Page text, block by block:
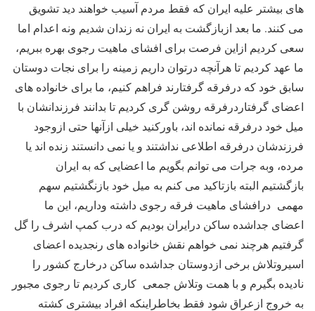
های بیشتر علیه ایران که فقط مردم آسیب خواهند دید تشویق
می کنند. ما بعد ازبازگشت به ایران نه زندان شدیم ونه اعدام اما
سعی کردیم ازاین فرصت برای افشای ماهیت رجوی بهره ببریم،
ما عهد کردیم تا هرآنچه درتوان داریم زمینه را برای نجات دوستان
سابق خود که درفرقه گرفتارند فراهم کنیم، ما برای خانواده های
اعضای گرفتاردرفرقه روشن گری کردیم تا بدانند فرزندانشان با
میل خود درفرقه نمانده اند، باورکنید خیلی ازآنها حتی ازوجود
فرزندشان درفرقه اطلاعی نداشتند و یا نمی دانستند زنده اند یا
مرده، وبه جرات می توانم بگویم ما اعضایی که به ایران
بازگشتیم البته بازتاکید می کنم به میل خود بازنگشتیم سهم
مهمی درافشای ماهیت فرقه رجوی داشته وداریم، این ما
اعضای جداشده ساکن درایران بودیم که درب کمپ اشرف را گل
گرفتیم هرچند نمی خواهم نقش خانواده های رنجدیده اعضای
اسیروتلاش برخی ازدوستان جداشده ساکن درخارج کشور را
نادیده بگیرم و با همت وتلاش جمعی کاری کردیم تا رجوی مجبور
به خروج ازعراق شود فقط بخاطراینکه افراد بیشتری کشته